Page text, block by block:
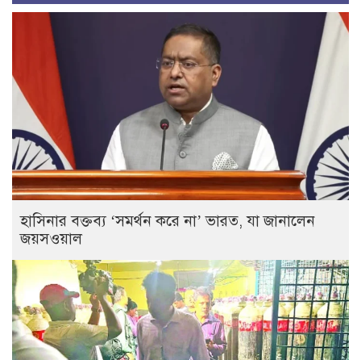
হাসিনার বক্তব্য ‘সমর্থন করে না’ ভারত, যা জানালেন
জয়সওয়াল